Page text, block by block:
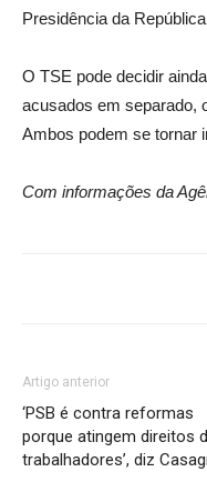
Presidência da
O TSE pode decidir
acusados em separado,
Ambos podem se tornar
Com informações da
Artigo anterior
‘PSB é contra reformas
porque atingem direitos
trabalhadores’, diz